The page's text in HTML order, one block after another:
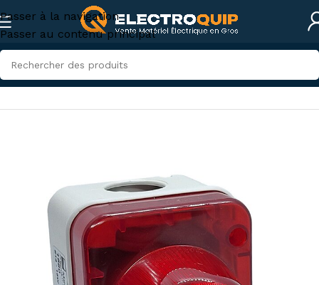
Passer à la navigation
Passer au contenu principal
Accueil/Électricité industrielle/Appareillage industriel